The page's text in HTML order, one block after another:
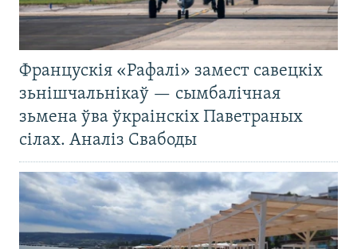
Францускія «Рафалі» замест савецкіх
зьнішчальнікаў — сымбалічная
зьмена ўва ўкраінскіх Паветраных
сілах. Аналіз Свабоды